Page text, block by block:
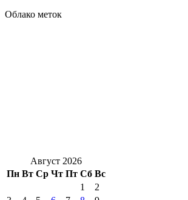
Облако меток
Август 2026
Пн Вт Ср Чт Пт Сб Вс
1
2